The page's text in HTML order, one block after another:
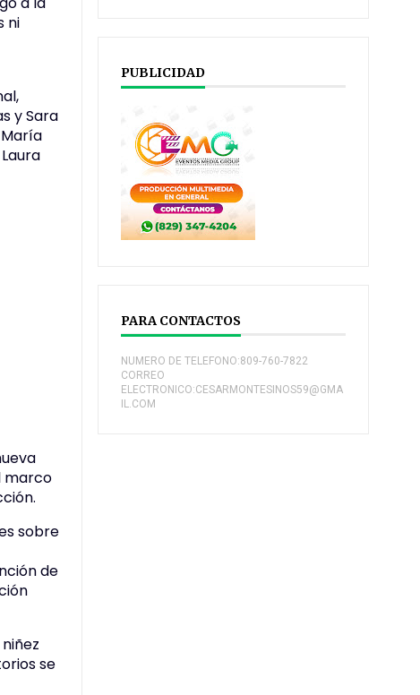
ni
y Sara
marco
sobre
de
se
PUBLICIDAD
PARA CONTACTOS
NUMERO DE TELEFONO:809-760-7822
CORREO
ELECTRONICO:CESARMONTESINOS59@GMA
IL.COM